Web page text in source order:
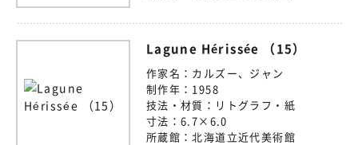
Lagune Hérissée （15）
作家名： カルズー、ジャン
制作年： 1958
技法・材質： リトグラフ・紙
寸法： 6.7×6.0
所蔵館：北海道立近代美術館